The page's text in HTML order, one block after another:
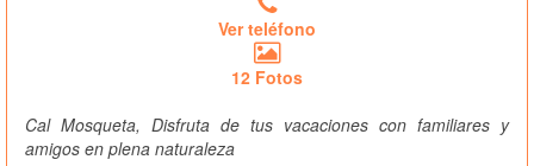
Ver teléfono
12 Fotos
Cal Mosqueta, Disfruta de tus vacaciones con familiares y
amigos en plena naturaleza